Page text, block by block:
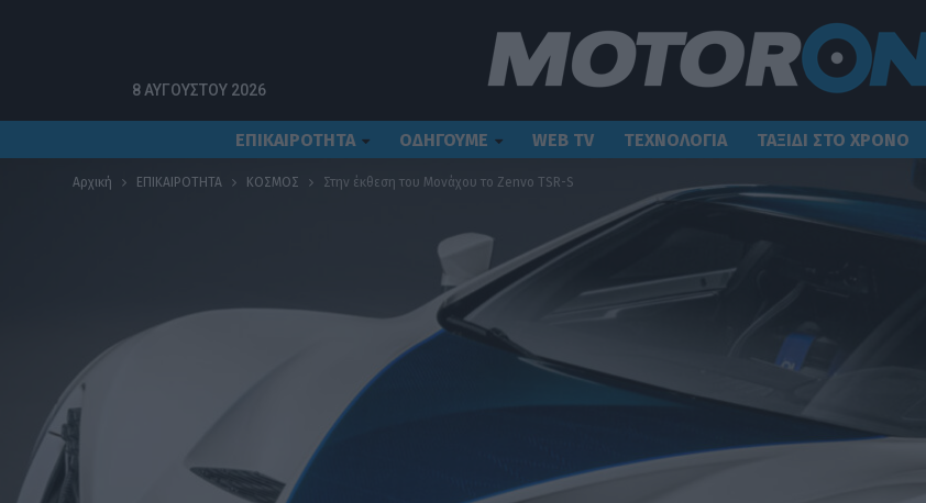
8 ΑΥΓΟΎΣΤΟΥ 2026
ΕΠΙΚΑΙΡΟΤΗΤΑ ΟΔΗΓΟΥΜΕ WEB TV ΤΕΧΝΟΛΟΓΙΑ ΤΑΞΙΔΙ ΣΤΟ ΧΡΟΝΟ
Αρχική ΕΠΙΚΑΙΡΟΤΗΤΑ ΚΟΣΜΟΣ Στην έκθεση του Μονάχου το Zenvo TSR-S